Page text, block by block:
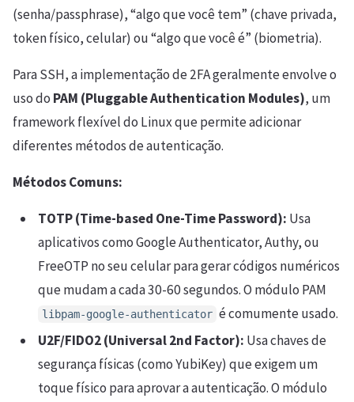
(senha/passphrase), “algo que você tem” (chave privada,
token físico, celular) ou “algo que você é” (biometria).
Para SSH, a implementação de 2FA geralmente envolve o
uso do PAM (Pluggable Authentication Modules), um
framework flexível do Linux que permite adicionar
diferentes métodos de autenticação.
Métodos Comuns:
TOTP (Time-based One-Time Password): Usa
aplicativos como Google Authenticator, Authy, ou
FreeOTP no seu celular para gerar códigos numéricos
que mudam a cada 30-60 segundos. O módulo PAM
libpam-google-authenticator é comumente usado.
U2F/FIDO2 (Universal 2nd Factor): Usa chaves de
segurança físicas (como YubiKey) que exigem um
toque físico para aprovar a autenticação. O módulo